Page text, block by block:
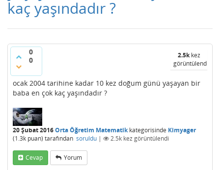
kaç yaşındadır ?
0
0
2.5kkez
görüntülendi
ocak 2004 tarihine kadar 10 kez doğum günü yaşayan bir
baba en çok kaç yaşındadır ?
20 Şubat 2016Orta Öğretim Matematikkategorisinde Kimyager
(1.3k puan) tarafından soruldu | 2.5k kez görüntülendi
Cevap Yorum